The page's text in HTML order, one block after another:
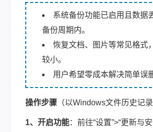
系统备份功能已启用且数据
备份周期内。
恢复文档、图片等常见格式
较小。
用户希望零成本解决简单误
操作步骤 （以Windows文件历史记录
1、开启功能：前往“设置”>“更新与安